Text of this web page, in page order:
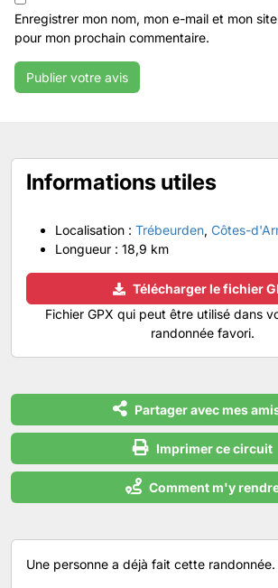
Enregistrer mon nom, mon e-mail et mon
pour mon prochain commentaire.
Informations utiles
Localisation : Trébeurden, Côtes-
Longueur : 18,9 km
Télécharger le fichier
Fichier GPX qui peut être utilisé dans
randonnée favori.
Partager avec mes
Imprimer ce circuit
Comment m'y
Une personne a déjà fait cette randonnée.